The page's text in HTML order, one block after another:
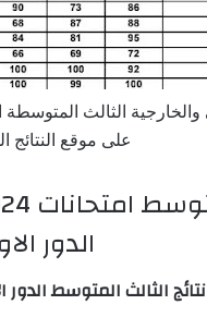
على موقع النتائج
الدور
نتائج الثالث المتوسط الدور الاول